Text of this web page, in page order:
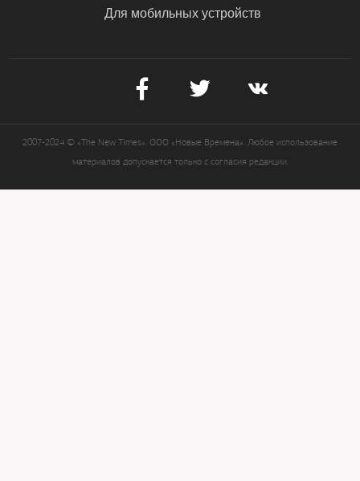
Для мобильных устройств
2007-2024 © «The New Times». ООО «Новые Времена». Любое использование
материалов допускается только с согласия редакции.